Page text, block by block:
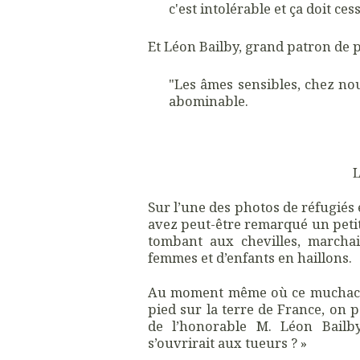
c'est intolérable et ça doit
Et Léon Bailby, grand patron de
"Les âmes sensibles, chez
abominable.
Sur l’une des photos de
avez peut-être remarqué un
tombant aux chevilles,
femmes et d’enfants en haillons.
Au moment même où ce
pied sur la terre de France, on
de l’honorable M. Léon
s’ouvrirait aux tueurs ? »